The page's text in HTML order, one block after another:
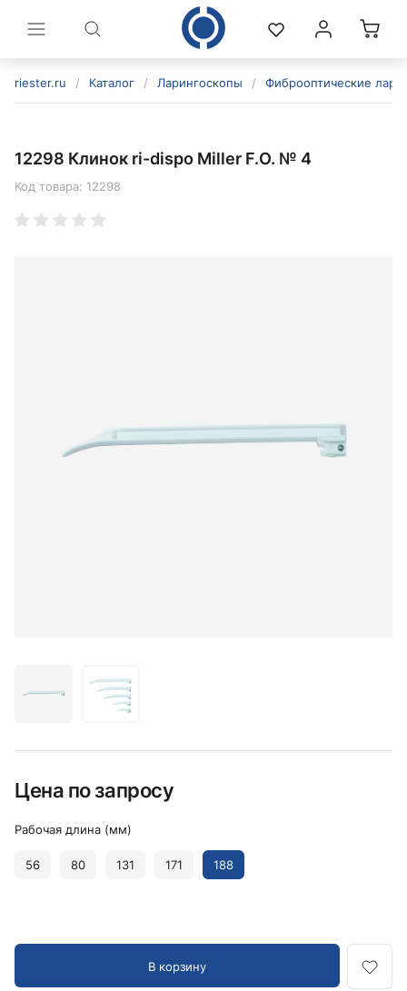
riester.ru / Каталог / Ларингоскопы / Фиброоптические
12298 Клинок ri-dispo Miller F.O. № 4
Код товара: 12298
Цена по запросу
Рабочая длина (мм)
56 80 131 171 188
В корзину